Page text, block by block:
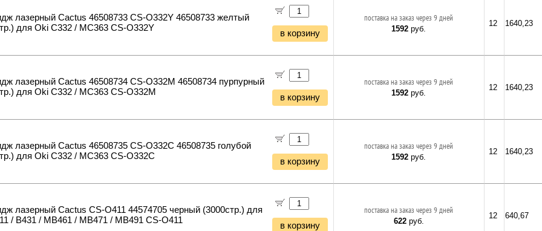
лазерный Cactus 46508733 CS-O332Y 46508733 желтый
для Oki C332 / MC363 CS-O332Y
в корзину
поставка на заказ через 9 дней
1592 руб.
12 1640,23
лазерный Cactus 46508734 CS-O332M 46508734 пурпурный
для Oki C332 / MC363 CS-O332M
в корзину
поставка на заказ через 9 дней
1592 руб.
12 1640,23
лазерный Cactus 46508735 CS-O332C 46508735 голубой
для Oki C332 / MC363 CS-O332C
в корзину
поставка на заказ через 9 дней
1592 руб.
12 1640,23
лазерный Cactus CS-O411 44574705 черный (3000стр.) для
/ B431 / MB461 / MB471 / MB491 CS-O411
в корзину
поставка на заказ через 9 дней
622руб.
12 640,67